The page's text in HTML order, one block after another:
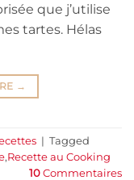
que j’utilise
tartes. Hélas
→
| Tagged
,Recette au Cooking
10 Commentaires